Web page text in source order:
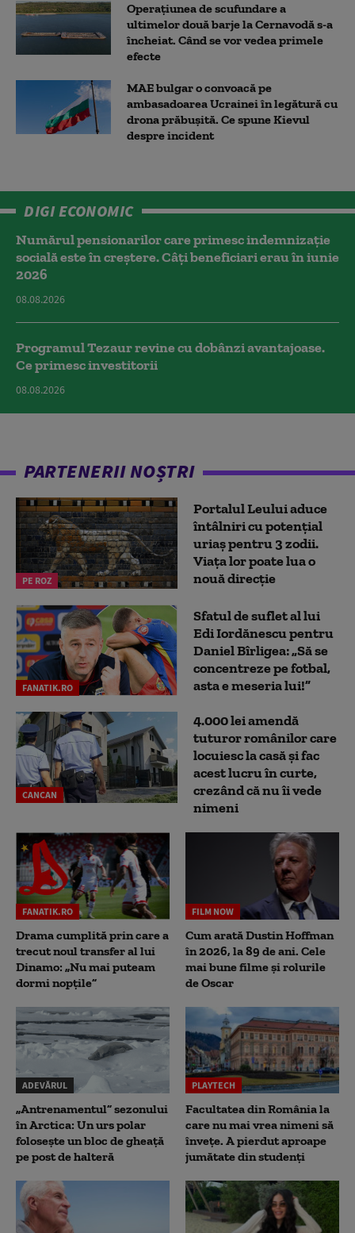
Operațiunea de scufundare a
ultimelor două barje la Cernavodă s-a
încheiat. Când se vor vedea primele
efecte
MAE bulgar o convoacă pe
ambasadoarea Ucrainei în legătură cu
drona prăbuşită. Ce spune Kievul
despre incident
DIGI ECONOMIC
Numărul pensionarilor care primesc indemnizaţie
socială este în creștere. Câți beneficiari erau în iunie
2026
08.08.2026
Programul Tezaur revine cu dobânzi avantajoase.
Ce primesc investitorii
08.08.2026
PARTENERII NOȘTRI
PE ROZ
Portalul Leului aduce
întâlniri cu potențial
uriaș pentru 3 zodii.
Viața lor poate lua o
nouă direcție
FANATIK.RO
Sfatul de suflet al lui
Edi Iordănescu pentru
Daniel Bîrligea: „Să se
concentreze pe fotbal,
asta e meseria lui!”
CANCAN
4.000 lei amendă
tuturor românilor care
locuiesc la casă și fac
acest lucru în curte,
crezând că nu îi vede
nimeni
FANATIK.RO
Drama cumplită prin care a
trecut noul transfer al lui
Dinamo: „Nu mai puteam
dormi nopțile”
FILM NOW
Cum arată Dustin Hoffman
în 2026, la 89 de ani. Cele
mai bune filme și rolurile
de Oscar
ADEVĂRUL
„Antrenamentul” sezonului
în Arctica: Un urs polar
folosește un bloc de gheață
pe post de halteră
PLAYTECH
Facultatea din România la
care nu mai vrea nimeni să
înveţe. A pierdut aproape
jumătate din studenţi